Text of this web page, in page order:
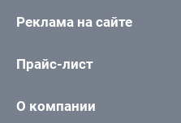
Реклама на сайте
Прайс-лист
О компании